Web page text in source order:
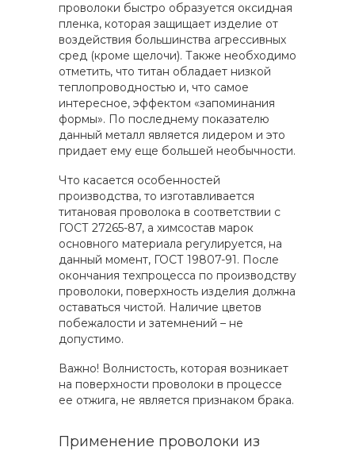
проволоки быстро образуется оксидная
пленка, которая защищает изделие от
воздействия большинства агрессивных
сред (кроме щелочи). Также необходимо
отметить, что титан обладает низкой
теплопроводностью и, что самое
интересное, эффектом «запоминания
формы». По последнему показателю
данный металл является лидером и это
придает ему еще большей необычности.
Что касается особенностей
производства, то изготавливается
титановая проволока в соответствии с
ГОСТ 27265-87, а химсостав марок
основного материала регулируется, на
данный момент, ГОСТ 19807-91. После
окончания техпроцесса по производству
проволоки, поверхность изделия должна
оставаться чистой. Наличие цветов
побежалости и затемнений – не
допустимо.
Важно! Волнистость, которая возникает
на поверхности проволоки в процессе
ее отжига, не является признаком брака.
Применение проволоки из